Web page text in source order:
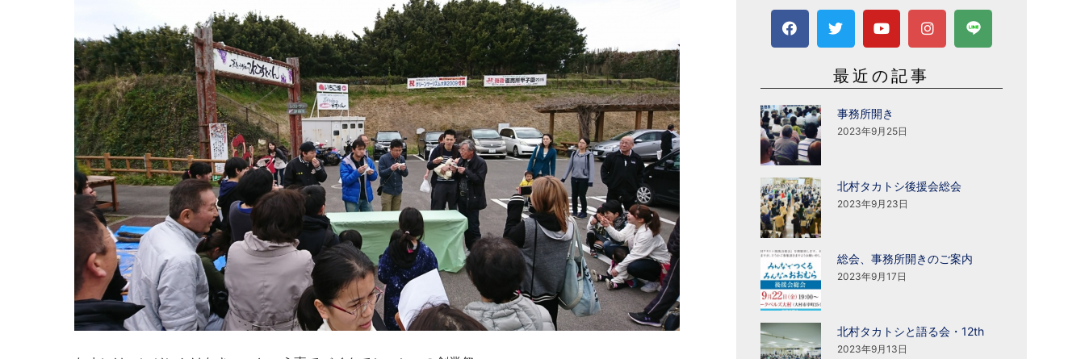
最近の記事
事務所開き
2023年9月25日
北村タカトシ後援会総会
2023年9月23日
総会、事務所開きのご案内
2023年9月17日
北村タカトシと語る会・12th
2023年9月13日